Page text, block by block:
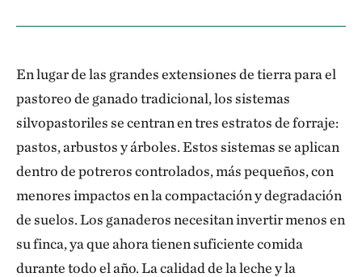
En lugar de las grandes extensiones de tierra para el
pastoreo de ganado tradicional, los sistemas
silvopastoriles se centran en tres estratos de forraje:
pastos, arbustos y árboles. Estos sistemas se aplican
dentro de potreros controlados, más pequeños, con
menores impactos en la compactación y degradación
de suelos. Los ganaderos necesitan invertir menos en
su finca, ya que ahora tienen suficiente comida
durante todo el año. La calidad de la leche y la